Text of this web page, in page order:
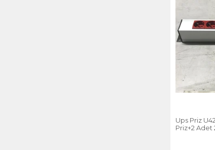
Ups Priz
Priz+2 Adet